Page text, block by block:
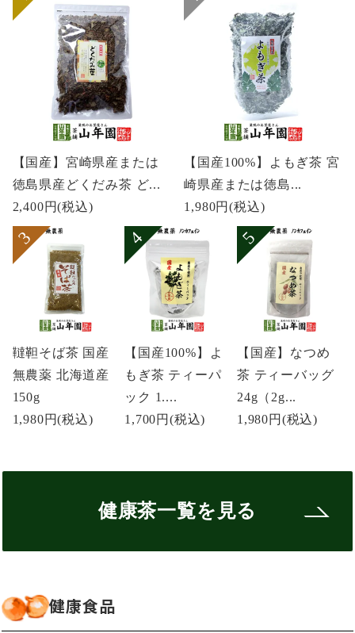
【国産】宮崎県産または
徳島県産どくだみ茶 ど...
2,400円(税込)
【国産100%】よもぎ茶 宮
崎県産または徳島...
1,980円(税込)
韃靼そば茶 国産
無農薬 北海道産
150g
1,980円(税込)
【国産100%】よ
もぎ茶 ティーパ
ック 1....
1,700円(税込)
【国産】なつめ
茶 ティーバッグ
24g（2g...
1,980円 (税込)
健康茶一覧を見る
健康食品